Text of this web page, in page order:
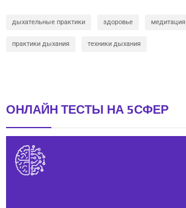
дыхательные практики здоровье медитация
практики дыхания техники дыхания
ОНЛАЙН ТЕСТЫ НА 5СФЕР